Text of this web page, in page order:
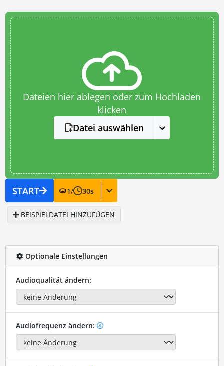
Dateien hier ablegen oder zum Hochladen
klicken
Datei auswählen
START 1/ 30s
BEISPIELDATEI HINZUFÜGEN
Optionale Einstellungen
Audioqualität ändern:
Audiofrequenz ändern: